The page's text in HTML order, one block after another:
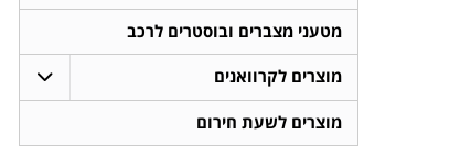
מטעני מצברים ובוסטרים לרכב
מוצרים לקרוואנים
מוצרים לשעת חירום